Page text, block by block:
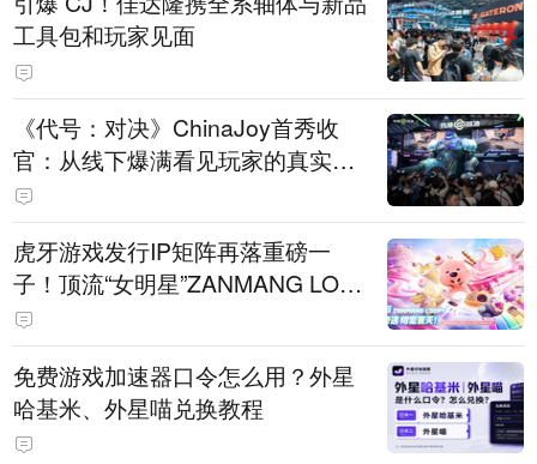
工具包和玩家见面
《代号：对决》ChinaJoy首秀收
官：从线下爆满看见玩家的真实期
待
虎牙游戏发行IP矩阵再落重磅一
子！顶流“女明星”ZANMANG LOO
PY 正版3D消除手游《消消奇遇》
惊喜曝光
免费游戏加速器口令怎么用？外星
哈基米、外星喵兑换教程